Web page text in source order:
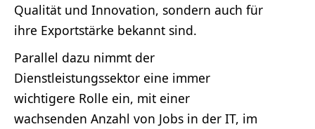
Qualität und Innovation, sondern auch für
ihre Exportstärke bekannt sind.
Parallel dazu nimmt der
Dienstleistungssektor eine immer
wichtigere Rolle ein, mit einer
wachsenden Anzahl von Jobs in der IT, im